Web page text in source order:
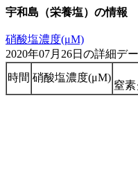
宇和島（栄養塩）の情報
硝酸塩濃度(μM)
2020年07月26日の詳細デ
時間 硝酸塩濃度(μM)
窒